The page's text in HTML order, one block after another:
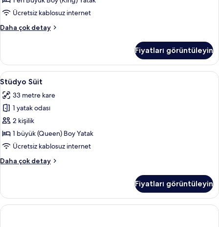
En
(King)
için
tüm
fotoğrafları
görün
Ücretsiz kablosuz internet
Daha çok detay
Deluxe
Oda,
En
Büyük
(King)
Boy
Yatak
hakkında
daha
fazla
detay
Fiyatları görüntüleyin
Stüdyo
Süit
için
tüm
fotoğrafları
görün
6
Stüdyo Süit
33 metre kare
1 yatak odası
2 kişilik
1 büyük (Queen) Boy Yatak
Ücretsiz kablosuz internet
Daha çok detay
Stüdyo
fazla
detay
Fiyatları görüntüleyin